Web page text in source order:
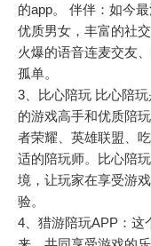
的app。 伴伴：如今
优质男女，丰富的社
火爆的语音连麦交友
孤单。
3、比心陪玩 比心陪
的游戏高手和优质陪
者荣耀、英雄联盟、
适的陪玩师。比心陪
境，让玩家在享受游
验。
4、猎游陪玩APP：这